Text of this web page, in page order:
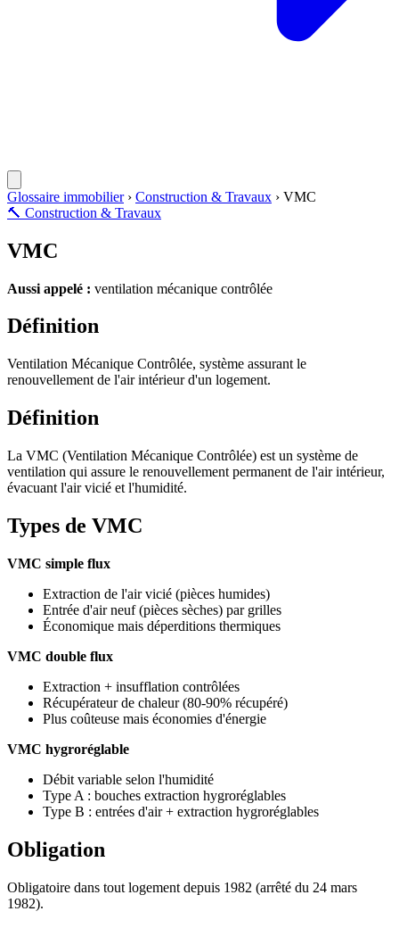
Glossaire immobilier› Construction & Travaux › VMC
🔨 Construction & Travaux
VMC
Aussi appelé : ventilation mécanique contrôlée
Définition
Ventilation Mécanique Contrôlée, système assurant le
renouvellement de l'air intérieur d'un logement.
Définition
La VMC (Ventilation Mécanique Contrôlée) est un système de
ventilation qui assure le renouvellement permanent de l'air intérieur,
évacuant l'air vicié et l'humidité.
Types de VMC
VMC simple flux
Extraction de l'air vicié (pièces humides)
Entrée d'air neuf (pièces sèches) par grilles
Économique mais déperditions thermiques
VMC double flux
Extraction + insufflation contrôlées
Récupérateur de chaleur (80-90% récupéré)
Plus coûteuse mais économies d'énergie
VMC hygroréglable
Débit variable selon l'humidité
Type A : bouches extraction hygroréglables
Type B : entrées d'air + extraction hygroréglables
Obligation
Obligatoire dans tout logement depuis 1982 (arrêté du 24 mars
1982).